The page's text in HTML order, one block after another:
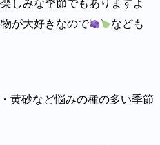
しみな季節でもありますよ
が大好きなので
なども
黄砂など悩みの種の多い季節